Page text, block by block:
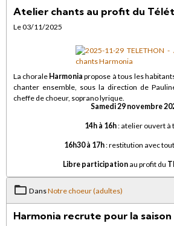
Atelier chants au profit du
Le 03/11/2025
La chorale Harmonia propose à tous les
chanter ensemble, sous la direction de
cheffe de choeur, soprano lyrique.
Samedi 29 novembre
14h à 16h: atelier ouvert à
16h30 à 17h: restitution avec
Libre participation au profit du
DansNotre choeur (adultes)
Harmonia recrute pour la saison